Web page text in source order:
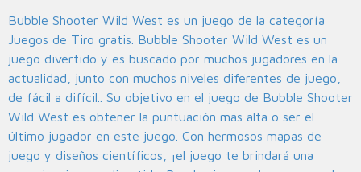
Bubble Shooter Wild West es un juego de la categoría
Juegos de Tiro gratis. Bubble Shooter Wild West es un
juego divertido y es buscado por muchos jugadores en la
actualidad, junto con muchos niveles diferentes de juego,
de fácil a difícil.. Su objetivo en el juego de Bubble Shooter
Wild West es obtener la puntuación más alta o ser el
último jugador en este juego. Con hermosos mapas de
juego y diseños científicos, ¡el juego te brindará una